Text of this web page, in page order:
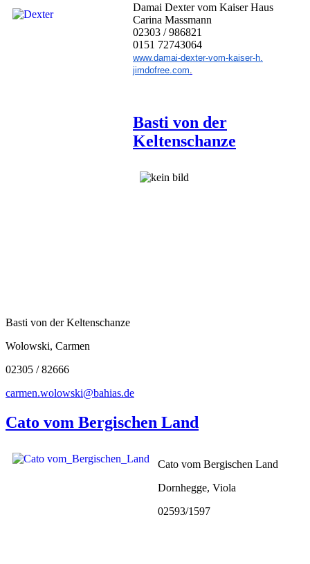
Damai Dexter vom Kaiser Haus
Carina Massmann
02303 / 986821
0151 72743064
www.damai-dexter-vom-kaiser-h.
jimdofree.com
Basti von der
Keltenschanze
Basti von der Keltenschanze
Wolowski, Carmen
02305 / 82666
carmen.wolowski@bahias.de
Cato vom Bergischen Land
Cato vom Bergischen Land
Dornhegge, Viola
02593/1597